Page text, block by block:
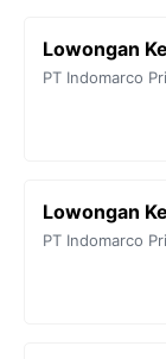
o
e
r
Lowongan
PT Indomarco
Lowongan
PT Indomarco